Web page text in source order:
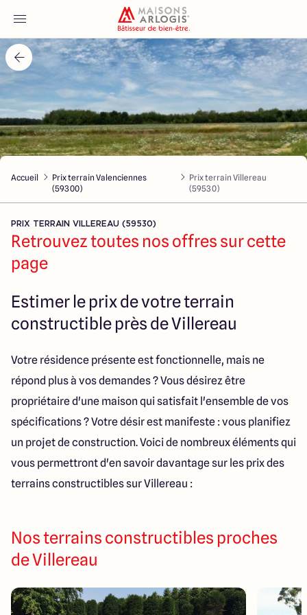
Accueil
Nos maisons
Nos annonces
Votre projet
Qui sommes-nous
Maisons ARLOGIS Nord
Lille - Villeneuve d'Ascq
03 66 72 64 60
Valenciennes - Marly 03 27 45 60 30
4.4 4.8
Accueil
Prix terrain Valenciennes
(59300)
Prix terrain Villereau
(59530)
PRIX TERRAIN VILLEREAU (59530)
Retrouvez toutes nos offres sur cette
page
Estimer le prix de votre terrain
constructible près de Villereau
Votre résidence présente est fonctionnelle, mais ne
répond plus à vos demandes ? Vous désirez être
propriétaire d'une maison qui satisfait l'ensemble de vos
spécifications ? Votre désir est manifeste : vous planifiez
un projet de construction. Voici de nombreux éléments qui
vous permettront d'en savoir davantage sur les prix des
terrains constructibles sur Villereau :
Nos terrains constructibles proches
de Villereau